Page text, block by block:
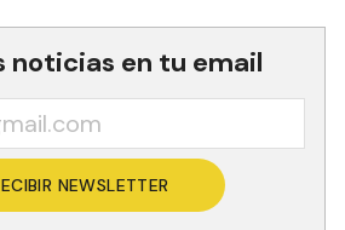
Alegre.
noticias en tu email